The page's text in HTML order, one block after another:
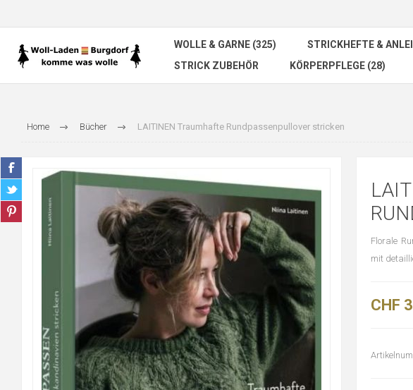
WOLLE & GARNE (325) STRICKHEFTE &
STRICK ZUBEHÖR
KÖRPERPFLEGE (28)
Home Bücher LAITINEN Traumhafte Rundpassenpullover stricken
Florale
mit
CHF